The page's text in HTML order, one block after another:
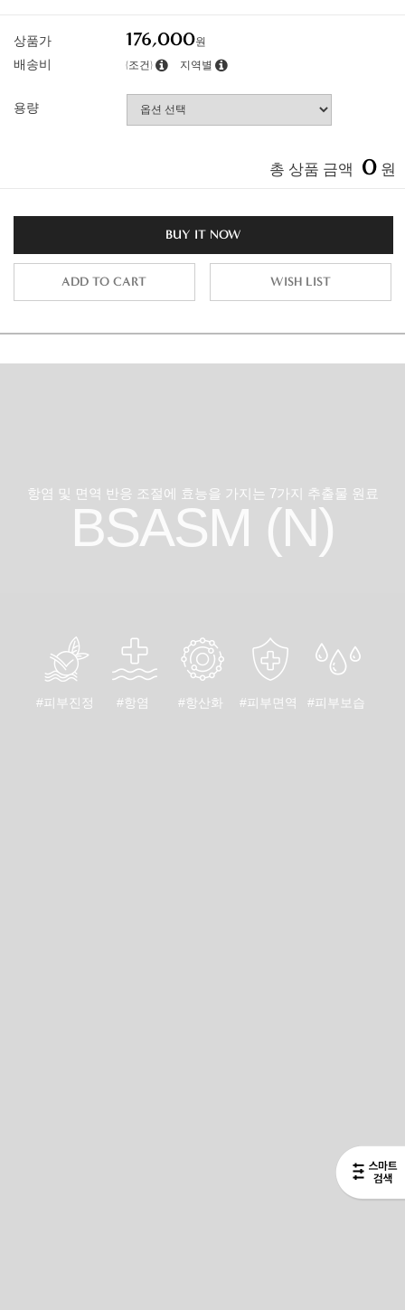
상품가 176,000원
배송비 (조건) 지역별
용량
총 상품 금액 0 원
BUY IT NOW
ADD TO CART WISH LIST
항염 및 면역 반응 조절에 효능을 가지는 7가지 추출물 원료
BSASM (N)
#피부진정 #항염 #항산화 #피부면역 #피부보습